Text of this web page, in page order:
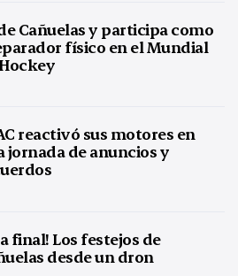
Cañuelas y participa como
físico en el Mundial
reactivó sus motores en
jornada de anuncios y
final! Los festejos de
desde un dron